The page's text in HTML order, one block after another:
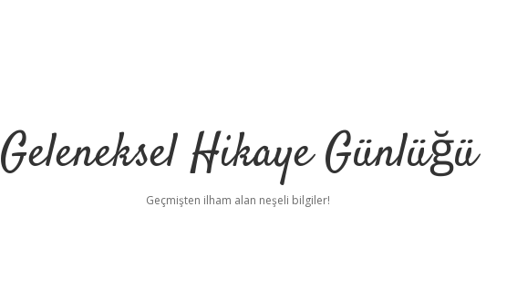
Geleneksel Hikaye Günlüğü
Geçmişten ilham alan neşeli bilgiler!